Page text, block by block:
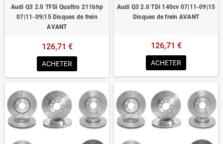
Audi Q3 2.0 TFSi Quattro 211bhp
07|11-09|15 Disques de frein
AVANT
126,71 €
ACHETER
Audi Q3 2.0 TDi 140cv 07|11-09|15
Disques de frein AVANT
126,71 €
ACHETER